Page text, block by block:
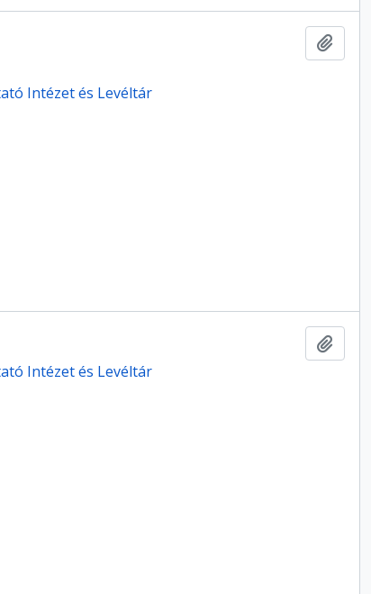
Intézet és Levéltár
Intézet és Levéltár